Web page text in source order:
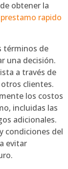
obtener la
prestamo rapido
términos de
una decisión.
a través de
clientes.
los costos
incluidas las
adicionales.
condiciones del
evitar